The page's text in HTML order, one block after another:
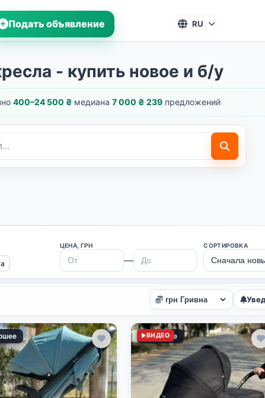
Подать объявление RU
- купить новое и б/у
400–24 500 ₴·медиана 7 000 ₴·239предложений
ЦЕНА, ГРН
—
СОРТИРОВКА
Отличное
ВИДЕО